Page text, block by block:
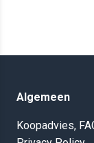
Algemeen
Koopadvies,